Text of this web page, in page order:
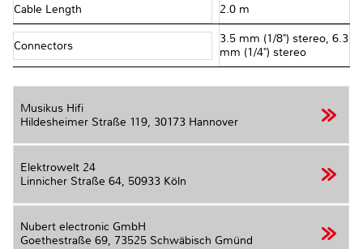
Cable Length 2.0 m
Connectors
3.5 mm (1/8") stereo, 6.3
mm (1/4") stereo
Musikus Hifi
Hildesheimer Straße 119, 30173 Hannover
Elektrowelt 24
Linnicher Straße 64, 50933 Köln
Nubert electronic GmbH
Goethestraße 69, 73525 Schwäbisch Gmünd